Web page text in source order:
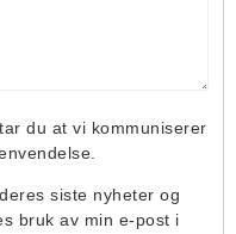
du at vi kommuniserer
siste nyheter og
bruk av min e-post i